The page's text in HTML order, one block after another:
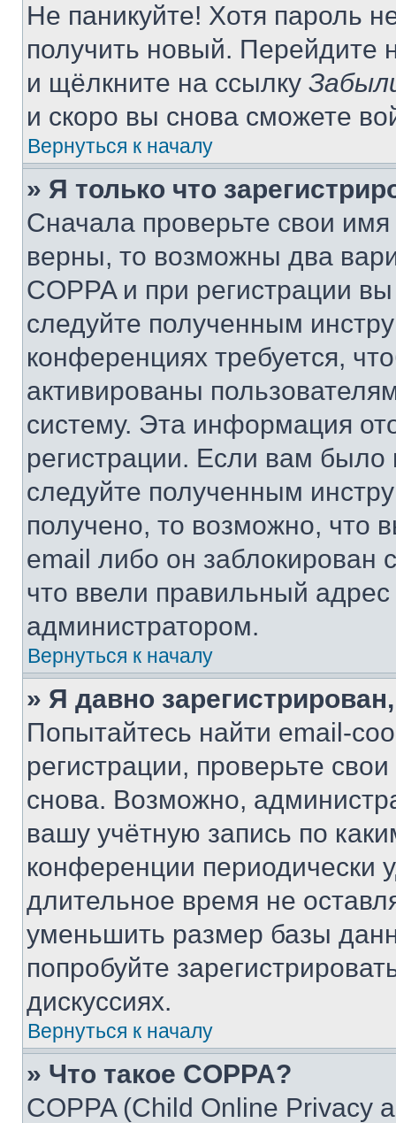
Не паникуйте! Хотя пароль
получить новый. Перейдите
и щёлкните на ссылку
и скоро вы снова сможете
Вернуться к началу
» Я только что
Сначала проверьте свои
верны, то возможны два
COPPA и при регистрации
следуйте полученным
конференциях требуется,
активированы
систему. Эта информация
регистрации. Если вам
следуйте полученным
получено, то возможно, что
email либо он
что ввели правильный адрес
администратором.
Вернуться к началу
» Я давно
Попытайтесь найти email-
регистрации, проверьте
снова. Возможно,
вашу учётную запись по
конференции периодически
длительное время не
уменьшить размер базы
попробуйте
дискуссиях.
Вернуться к началу
» Что такое COPPA?
COPPA (Child Online Privacy